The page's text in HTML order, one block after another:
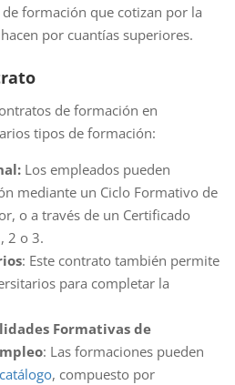
formación que cotizan por la
por cuantías superiores.
de formación en
tipos de formación:
Los empleados pueden
mediante un Ciclo Formativo de
o a través de un Certificado
2 o 3.
: Este contrato también permite
para completar la
Formativas de
: Las formaciones pueden
catálogo, compuesto por